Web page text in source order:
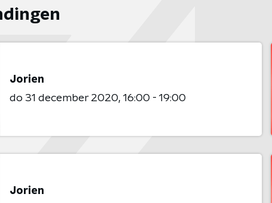
Jorien
do 31 december 2020 16:00 - 19:00
Jorien